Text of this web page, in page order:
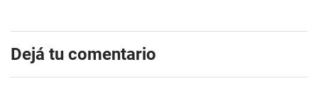
Dejá tu comentario